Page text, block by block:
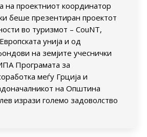
на проектниот координатор
беше презентиран проектот
во туризмот – CouNT,
унија и од
на земјите учеснички
Програмата за
меѓу Грција и
на Општина
изрази големо задоволство